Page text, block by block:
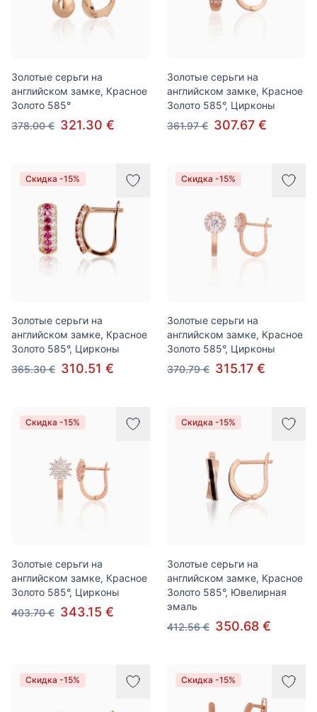
Золотые серьги на
английском замке, Красное
Золото 585°
378.00 € 321.30 €
Золотые серьги на
английском замке, Красное
Золото 585°, Цирконы
361.97 € 307.67 €
Скидка -15%
Золотые серьги на
английском замке, Красное
Золото 585°, Цирконы
365.30 € 310.51 €
Скидка -15%
Золотые серьги на
английском замке, Красное
Золото 585°, Цирконы
370.79 € 315.17 €
Скидка -15%
Золотые серьги на
английском замке, Красное
Золото 585°, Цирконы
403.70 € 343.15 €
Скидка -15%
Золотые серьги на
английском замке, Красное
Золото 585°, Ювелирная
эмаль
412.56 € 350.68 €
Скидка -15% Скидка -15%